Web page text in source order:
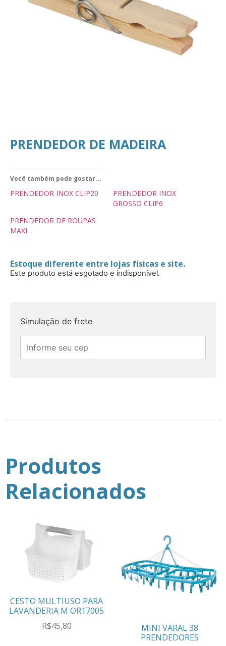
PRENDEDOR DE MADEIRA
Você também pode gostar...
PRENDEDOR INOX CLIP20
PRENDEDOR INOX
GROSSO CLIP6
PRENDEDOR DE ROUPAS
MAXI
Estoque diferente entre lojas físicas e site.
Este produto está esgotado e indisponível.
Simulação de frete
Produtos
Relacionados
CESTO MULTIUSO PARA
LAVANDERIA M OR17005
R$45,80
MINI VARAL 38
PRENDEDORES